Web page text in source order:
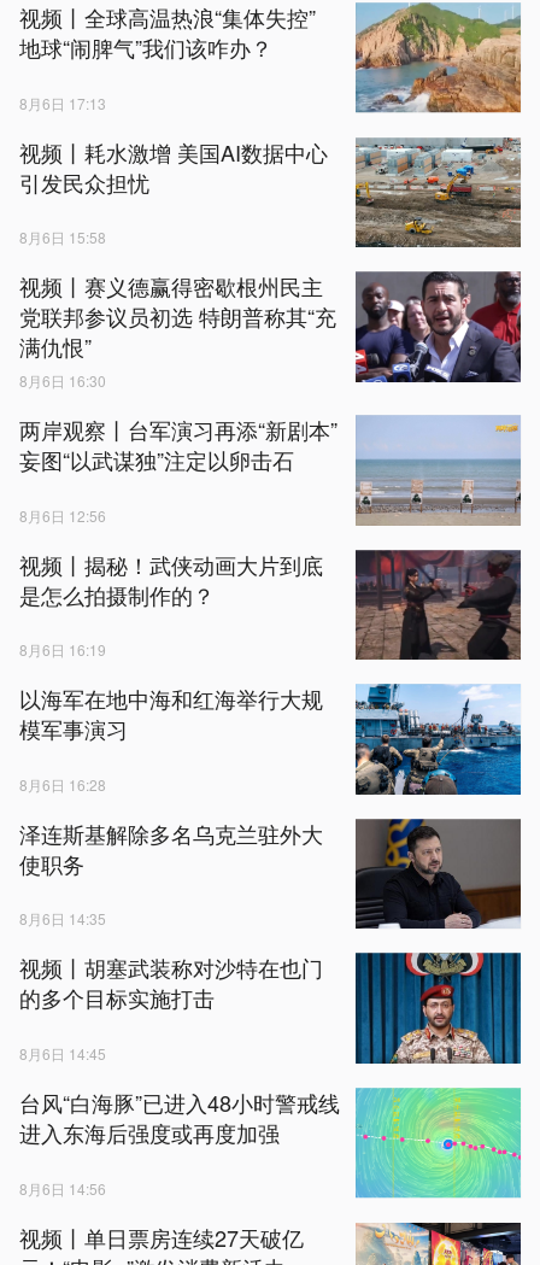
视频丨全球高温热浪“集体失控”
地球“闹脾气”我们该咋办？
8月6日 17:13
视频丨耗水激增 美国AI数据中心
引发民众担忧
8月6日 15:58
视频丨赛义德赢得密歇根州民主
党联邦参议员初选 特朗普称其“充
满仇恨”
8月6日 16:30
两岸观察丨台军演习再添“新剧本”
妄图“以武谋独”注定以卵击石
8月6日 12:56
视频丨揭秘！武侠动画大片到底
是怎么拍摄制作的？
8月6日 16:19
以海军在地中海和红海举行大规
模军事演习
8月6日 16:28
泽连斯基解除多名乌克兰驻外大
使职务
8月6日 14:35
视频丨胡塞武装称对沙特在也门
的多个目标实施打击
8月6日 14:45
台风“白海豚”已进入48小时警戒线
进入东海后强度或再度加强
8月6日 14:56
视频丨单日票房连续‌27天‌破亿